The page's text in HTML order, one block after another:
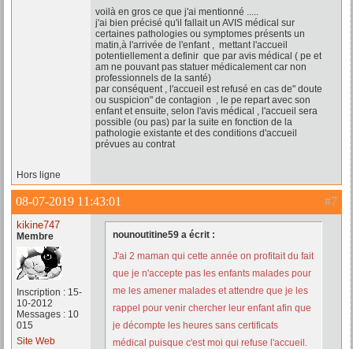
voilà en gros ce que j'ai mentionné .....
j'ai bien précisé qu'il fallait un AVIS médical sur
certaines pathologies ou symptomes présents un
matin,à l'arrivée de l'enfant , mettant l'accueil
potentiellement a definir que par avis médical ( pe et
am ne pouvant pas statuer médicalement car non
professionnels de la santé)
par conséquent , l'accueil est refusé en cas de" doute
ou suspicion" de contagion , le pe repart avec son
enfant et ensuite, selon l'avis médical , l'accueil sera
possible (ou pas) par la suite en fonction de la
pathologie existante et des conditions d'accueil
prévues au contrat
Hors ligne
#7
08-07-2019 11:43:01
kikine747
Membre
Inscription : 15-
10-2012
Messages : 10
015
Site Web
nounoutitine59 a écrit :
J'ai 2 maman qui cette année on profitait du fait
que je n'accepte pas les enfants malades pour
me les amener malades et attendre que je les
rappel pour venir chercher leur enfant afin que
je décompte les heures sans certificats
médical puisque c'est moi qui refuse l'accueil.